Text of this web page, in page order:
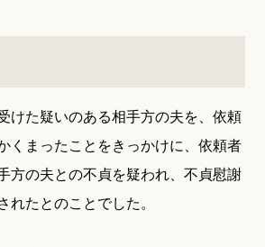
けた疑いのある相手方の夫を、依頼
くまったことをきっかけに、依頼者
方の夫との不貞を疑われ、不貞慰謝
たとのことでした。